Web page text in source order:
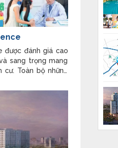
được đánh giá cao
sang trọng mang
Toàn bộ những
một không gian